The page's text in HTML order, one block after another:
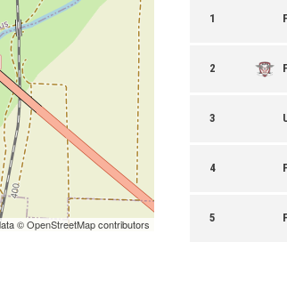
©OpenStreetMapcontributors
1
2
3
4
5